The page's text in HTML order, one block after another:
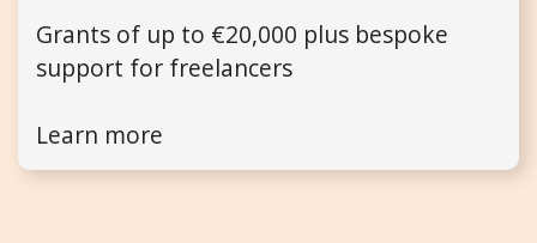
Grants of up to €20,000 plus bespoke
support for freelancers
Learn more